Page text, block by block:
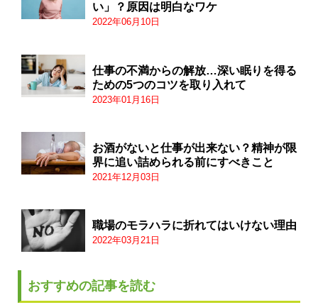
い」？原因は明白なワケ
2022年06月10日
仕事の不満からの解放…深い眠りを得る
ための5つのコツを取り入れて
2023年01月16日
お酒がないと仕事が出来ない？精神が限
界に追い詰められる前にすべきこと
2021年12月03日
職場のモラハラに折れてはいけない理由
2022年03月21日
おすすめの記事を読む